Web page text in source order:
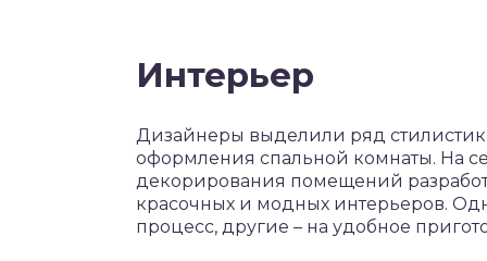
Интерьер
Дизайнеры выделили ряд
оформления спальной комнаты. На
декорирования помещений
красочных и модных интерьеров.
процесс, другие – на удобное